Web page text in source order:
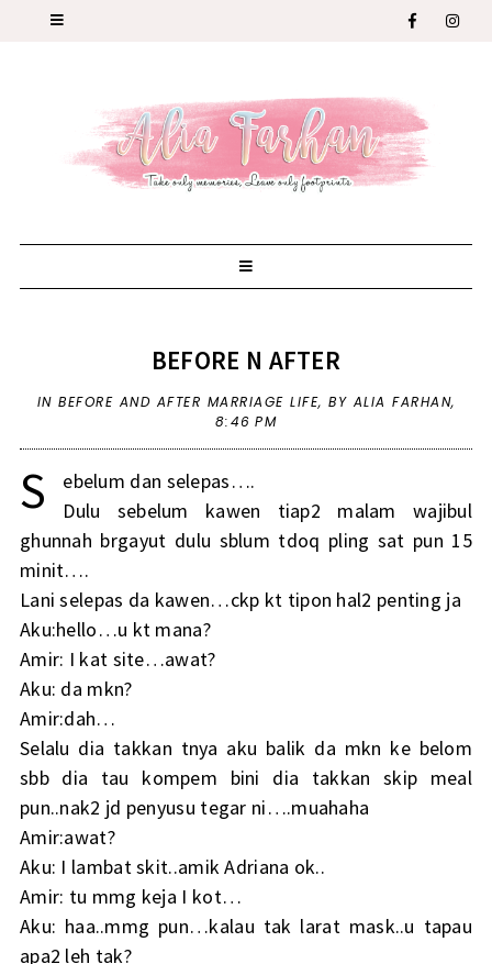
BEFORE N AFTER
IN BEFORE AND AFTER MARRIAGE LIFE, BY ALIA FARHAN,
8:46 PM
S
ebelum dan selepas….
Dulu sebelum kawen tiap2 malam wajibul
ghunnah brgayut dulu sblum tdoq pling sat pun 15
minit….
Lani selepas da kawen…ckp kt tipon hal2 penting ja
Aku:hello…u kt mana?
Amir: I kat site…awat?
Aku: da mkn?
Amir:dah…
Selalu dia takkan tnya aku balik da mkn ke belom
sbb dia tau kompem bini dia takkan skip meal
pun..nak2 jd penyusu tegar ni….muahaha
Amir:awat?
Aku: I lambat skit..amik Adriana ok..
Amir: tu mmg keja I kot…
Aku: haa..mmg pun…kalau tak larat mask..u tapau
apa2 leh tak?